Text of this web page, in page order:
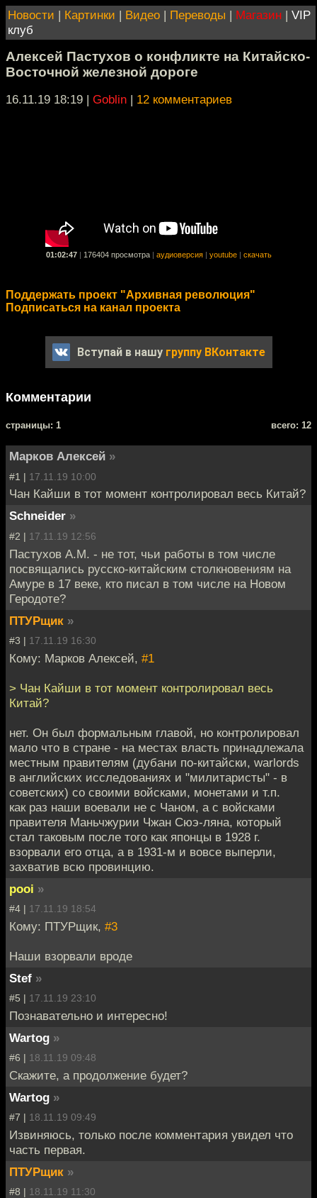
Новости | Картинки | Видео | Переводы | Магазин | VIP
клуб
Алексей Пастухов о конфликте на Китайско-
Восточной железной дороге
16.11.19 18:19 | Goblin | 12 комментариев
01:02:47 176404 просмотра аудиоверсия youtube скачать
Поддержать проект "Архивная революция"
Подписаться на канал проекта
Вступай в нашу группу ВКонтакте
Комментарии
cтраницы: 1 всего: 12
Марков Алексей »
#1 | 17.11.19 10:00
Чан Кайши в тот момент контролировал весь Китай?
Schneider »
#2 | 17.11.19 12:56
Пастухов А.М. - не тот, чьи работы в том числе
посвящались русско-китайским столкновениям на
Амуре в 17 веке, кто писал в том числе на Новом
Геродоте?
ПТУРщик »
#3 | 17.11.19 16:30
Кому: Марков Алексей, #1
> Чан Кайши в тот момент контролировал весь
Китай?
нет. Он был формальным главой, но контролировал
мало что в стране - на местах власть принадлежала
местным правителям (дубани по-китайски, warlords
в английских исследованиях и "милитаристы" - в
советских) со своими войсками, монетами и т.п.
как раз наши воевали не с Чаном, а с войсками
правителя Маньчжурии Чжан Сюэ-ляна, который
стал таковым после того как японцы в 1928 г.
взорвали его отца, а в 1931-м и вовсе выперли,
захватив всю провинцию.
pooi »
#4 | 17.11.19 18:54
Кому: ПТУРщик, #3
Наши взорвали вроде
Stef »
#5 | 17.11.19 23:10
Познавательно и интересно!
Wartog »
#6 | 18.11.19 09:48
Скажите, а продолжение будет?
Wartog »
#7 | 18.11.19 09:49
Извиняюсь, только после комментария увидел что
часть первая.
ПТУРщик »
#8 | 18.11.19 11:30